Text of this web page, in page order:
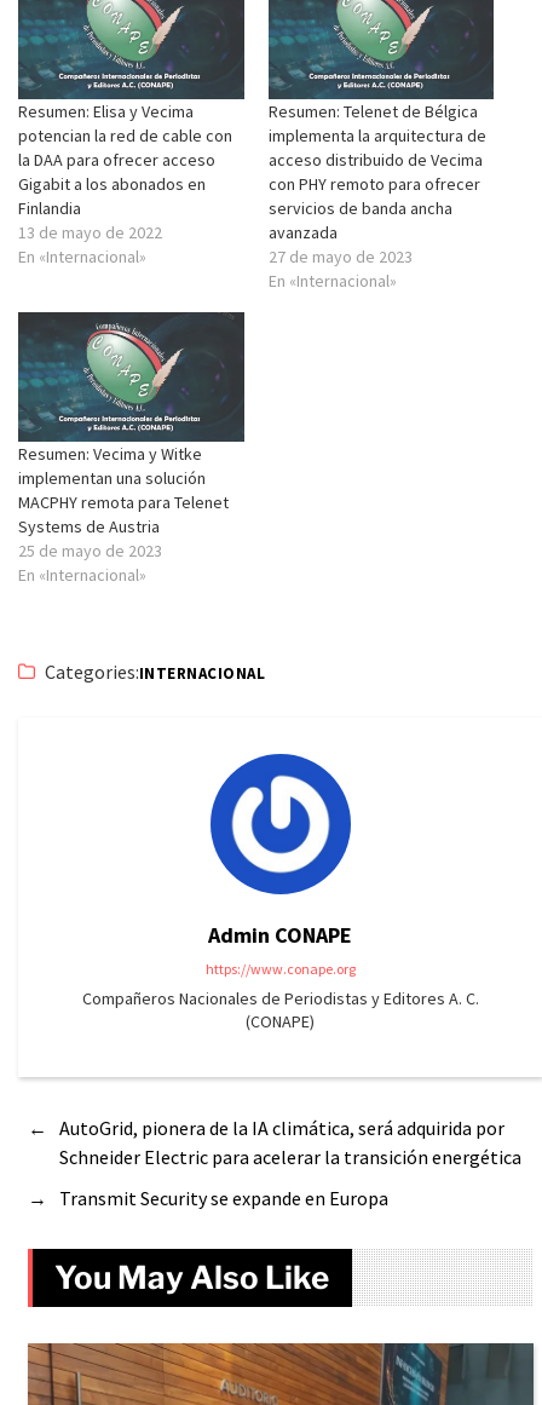
Resumen: Elisa y Vecima
potencian la red de cable con
la DAA para ofrecer acceso
Gigabit a los abonados en
Finlandia
13 de mayo de 2022
En «Internacional»
Resumen: Telenet de Bélgica
implementa la arquitectura de
acceso distribuido de Vecima
con PHY remoto para ofrecer
servicios de banda ancha
avanzada
27 de mayo de 2023
En «Internacional»
Resumen: Vecima y Witke
implementan una solución
MACPHY remota para Telenet
Systems de Austria
25 de mayo de 2023
En «Internacional»
Categories:INTERNACIONAL
Admin CONAPE
https://www.conape.org
Compañeros Nacionales de Periodistas y Editores A. C.
(CONAPE)
←
AutoGrid, pionera de la IA climática, será adquirida por
Schneider Electric para acelerar la transición energética
→
Transmit Security se expande en Europa
You May Also Like